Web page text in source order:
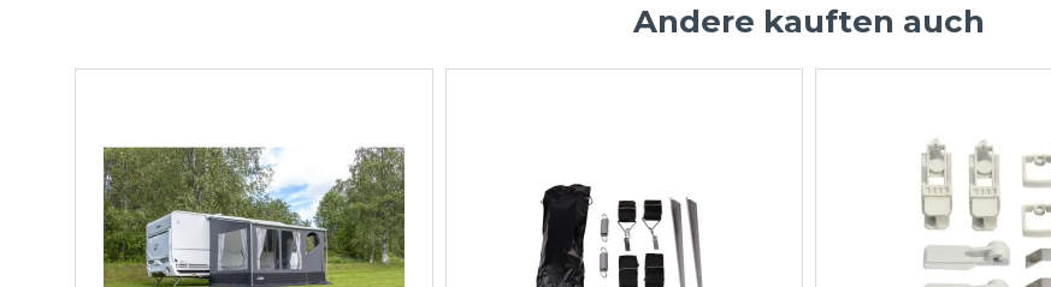
Andere kauften auch